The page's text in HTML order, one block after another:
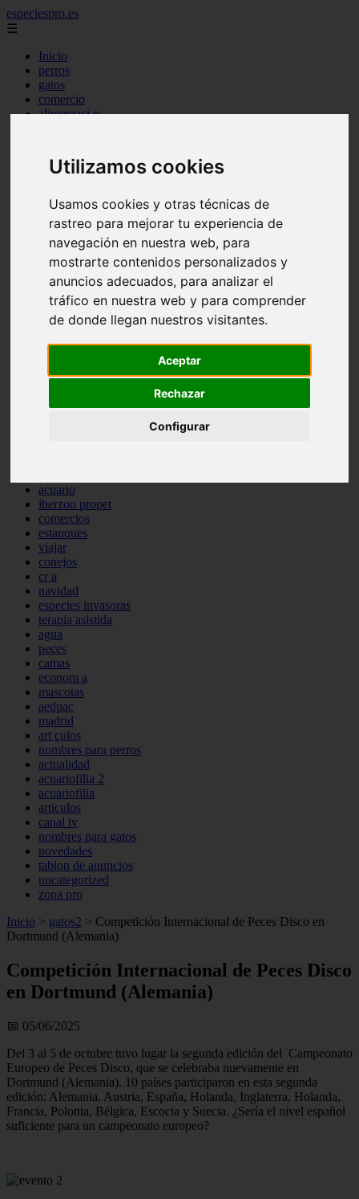
Utilizamos cookies
Usamos cookies y otras técnicas de
rastreo para mejorar tu experiencia de
navegación en nuestra web, para
mostrarte contenidos personalizados y
anuncios adecuados, para analizar el
tráfico en nuestra web y para comprender
de donde llegan nuestros visitantes.
Aceptar
Rechazar
Configurar
especiespro.es
☰
Inicio
perros
gatos
comercio
alimentaci n
salud
tenencia responsable
mantenimiento
marketing
bienestar
peque os mam feros
legislaci n
peluquer a
accesorios
peluquer a canina
complementos
comportamiento
acuario
iberzoo propet
comercios
estanques
viajar
conejos
cr a
navidad
especies invasoras
terapia asistida
agua
peces
camas
econom a
mascotas
aedpac
madrid
art culos
nombres para perros
actualidad
acuariofilia 2
acuariofilia
articulos
canal tv
nombres para gatos
novedades
tablon de anuncios
uncategorized
zona pro
Inicio > gatos2 > Competición Internacional de Peces Disco en
Dortmund (Alemania)
Competición Internacional de Peces Disco
en Dortmund (Alemania)
📅 05/06/2025
Del 3 al 5 de octubre tuvo lugar la segunda edición del Campeonato
Europeo de Peces Disco, que se celebraba nuevamente en
Dortmund (Alemania). 10 países participaron en esta segunda
edición: Alemania, Austria, España, Holanda, Inglaterra, Holanda,
Francia, Polonia, Bélgica, Escocia y Suecia. ¿Sería el nivel español
suficiente para un campeonato europeo?